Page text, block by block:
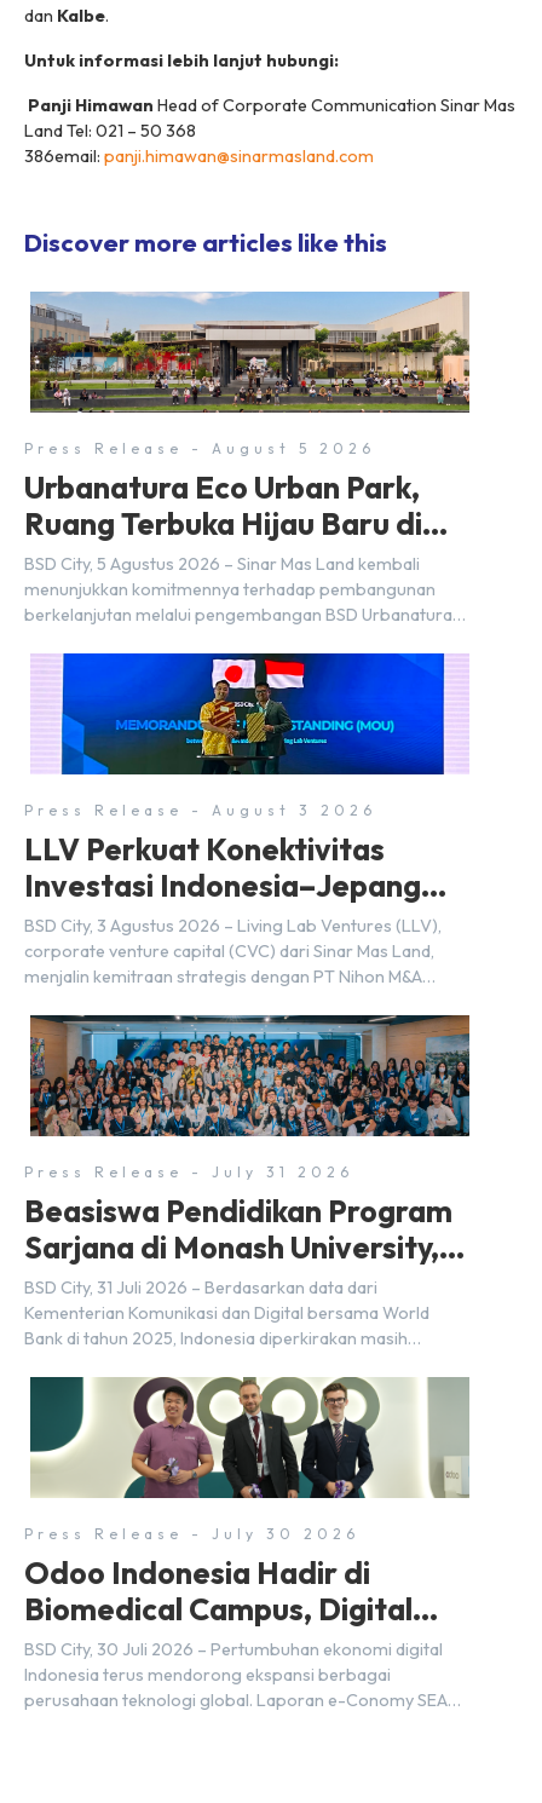
dan Kalbe.
Untuk informasi lebih lanjut hubungi:
Panji Himawan Head of Corporate Communication Sinar Mas
Land Tel: 021 – 50 368
386email: panji.himawan@sinarmasland.com
Discover more articles like this
Press Release - August 5 2026
Urbanatura Eco Urban Park,
Ruang Terbuka Hijau Baru di
BSD City
BSD City, 5 Agustus 2026 – Sinar Mas Land kembali
menunjukkan komitmennya terhadap pembangunan
berkelanjutan melalui pengembangan BSD Urbanatura
dengan jalur sungai sepanjang 1,5 km yang dikelilingi
lanskap tropis rimbun di BSD City yang sebelumnya
dikenal sebagai Green Pathway. Transformasi ini
merupakan bagian dari upaya perusahaan untuk […]
Press Release - August 3 2026
LLV Perkuat Konektivitas
Investasi Indonesia–Jepang
(FDI) pada 2025
BSD City, 3 Agustus 2026 – Living Lab Ventures (LLV),
corporate venture capital (CVC) dari Sinar Mas Land,
menjalin kemitraan strategis dengan PT Nihon M&A
Holdings Inc. Kemitraan tersebut ditandai dengan
penandatanganan Memorandum of Understanding
(MoU) oleh Bayu Seto (Partner at Living Lab Ventures)
dan Kosuke Kawata […]
Press Release - July 31 2026
Beasiswa Pendidikan Program
Sarjana di Monash University,
BSD City
BSD City, 31 Juli 2026 – Berdasarkan data dari
Kementerian Komunikasi dan Digital bersama World
Bank di tahun 2025, Indonesia diperkirakan masih
2030 atau setara dengan 600 ribu tenaga digital baru
setiap tahunnya untuk mendukung percepatan
transformasi digital di berbagai sektor strategis.
Kebutuhan tersebut menjadikan pengembangan sumber
daya […]
Press Release - July 30 2026
Odoo Indonesia Hadir di
Biomedical Campus, Digital
Hub, BSD City
BSD City, 30 Juli 2026 – Pertumbuhan ekonomi digital
Indonesia terus mendorong ekspansi berbagai
perusahaan teknologi global. Laporan e-Conomy SEA